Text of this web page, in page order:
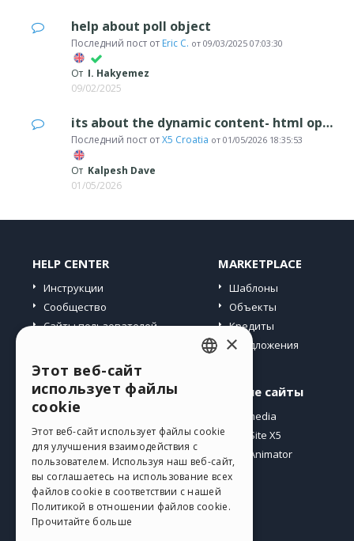
help about poll object
Последний пост от Eric C. от 09/03/2025 07:03:30
От I. Hakyemez
09/02/2025
its about the dynamic content- html option is not working
Последний пост отX5 Croatia от 01/05/2026 18:35:53
От Kalpesh Dave
01/05/2026
HELP CENTER
Инструкции
Сообщество
Сайты пользователей
MARKETPLACE
Шаблоны
Объекты
Кредиты
Предложения
Профиль
Мои посты
Мои лицензии
Загрузить
Веб-хостинг
Мои кредиты
Другие сайты
Incomedia
WebSite X5
WebAnimator
GERMAN
SPANISH
PORTUGUESE
POLISH
×
Этот веб-сайт
использует файлы
cookie
Этот веб-сайт использует файлы cookie
для улучшения взаимодействия с
пользователем. Используя наш веб-сайт,
вы соглашаетесь на использование всех
файлов cookie в соответствии с нашей
Политикой в ​​отношении файлов cookie.
Прочитайте больше